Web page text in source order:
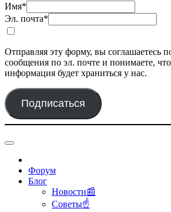
Имя*
Эл. почта*
Отправляя эту форму, вы соглашаетесь
сообщения по эл. почте и понимаете,
информация будет храниться у нас.
Подписаться
Форум
Блог
Новости📰
Советы☝